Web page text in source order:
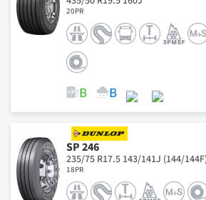
20PR
SP 246
235/75 R17.5 143/141J (144/
18PR